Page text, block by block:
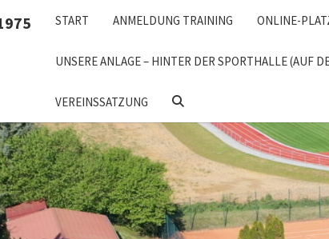
START ANMELDUNG TRAINING ONLINE-
UNSERE ANLAGE – HINTER DER SPORTHALLE (AUF
VEREINSSATZUNG
SEARCH